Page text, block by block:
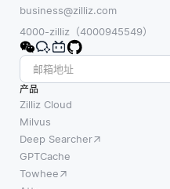
business@zilliz.com
4000-zilliz（4000945549）
产品
Zilliz Cloud
Milvus
Deep Searcher
GPTCache
Towhee